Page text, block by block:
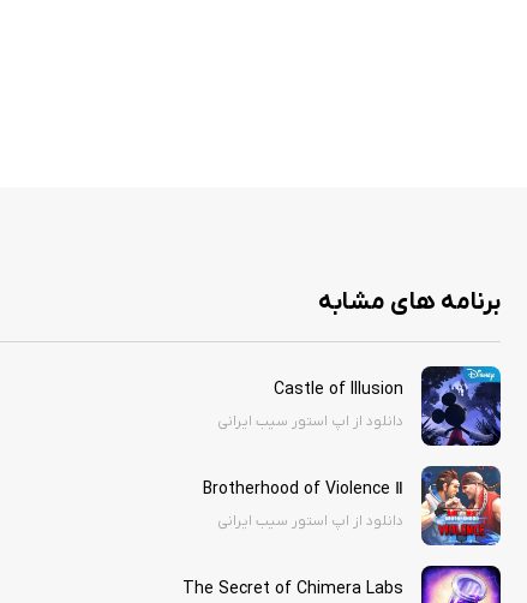
برنامه های مشابه
Castle of Illusion
دانلود از اپ استور سیب ایرانی
Brotherhood of Violence Ⅱ
دانلود از اپ استور سیب ایرانی
The Secret of Chimera Labs